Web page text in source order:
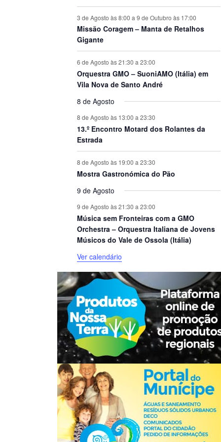
3 de Agosto às 8:00 a 9 de Outubro às 17:00
Missão Coragem – Manta de Retalhos
Gigante
6 de Agosto às 21:30 a 23:00
Orquestra GMO – SuoniAMO (Itália) em
Vila Nova de Santo André
8 de Agosto
8 de Agosto às 13:00 a 23:30
13.º Encontro Motard dos Rolantes da
Estrada
8 de Agosto às 19:00 a 23:30
Mostra Gastronómica do Pão
9 de Agosto
9 de Agosto às 21:30 a 23:00
Música sem Fronteiras com a GMO
Orchestra – Orquestra Italiana de Jovens
Músicos do Vale de Ossola (Itália)
Ver calendário